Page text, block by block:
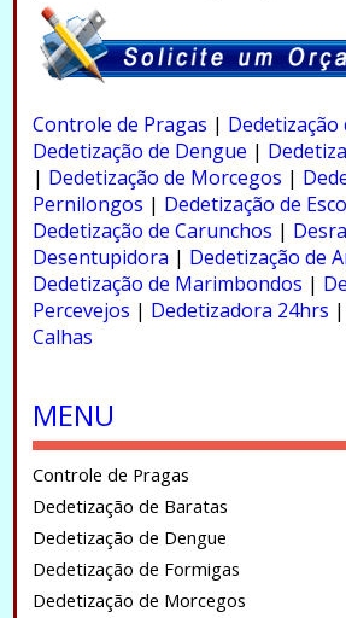
Controle de Pragas | Dedetização
Dedetização de Dengue |
| Dedetização de Morcegos |
Pernilongos | Dedetização de
Dedetização de Carunchos |
Desentupidora | Dedetização de
Dedetização de Marimbondos |
Percevejos | Dedetizadora 24hrs |
Calhas
MENU
Controle de Pragas
Dedetização de Baratas
Dedetização de Dengue
Dedetização de Formigas
Dedetização de Morcegos